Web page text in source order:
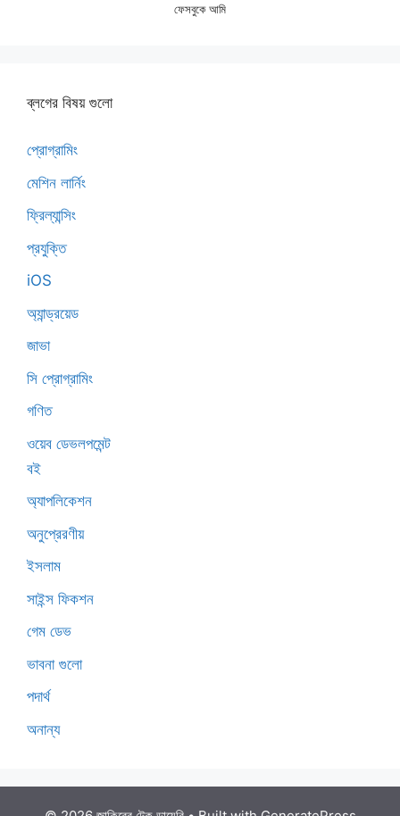
ফেসবুকে আমি
ব্লগের বিষয় গুলো
প্রোগ্রামিং
মেশিন লার্নিং
ফ্রিল্যান্সিং
প্রযুক্তি
iOS
অ্যান্ড্রয়েড
জাভা
সি প্রোগ্রামিং
গণিত
ওয়েব ডেভলপমেন্ট
বই
অ্যাপলিকেশন
অনুপ্রেরণীয়
ইসলাম
সাইন্স ফিকশন
গেম ডেভ
ভাবনা গুলো
পদার্থ
অনান্য